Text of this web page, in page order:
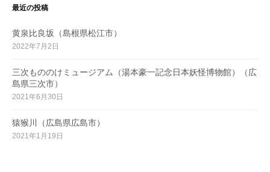
最近の投稿
黄泉比良坂（島根県松江市）
2022年7月2日
三次もののけミュージアム（湯本豪一記念日本妖怪博物館）（広
島県三次市）
2021年6月30日
猿猴川（広島県広島市）
2021年1月19日